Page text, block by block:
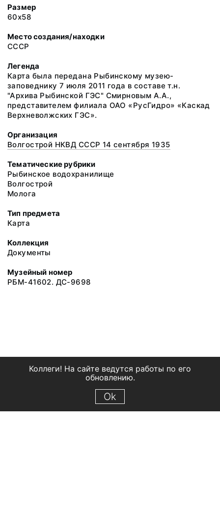
Размер
60х58
Место создания/находки
СССР
Легенда
Карта была передана Рыбинскому музею-
заповеднику 7 июля 2011 года в составе т.н.
"Архива Рыбинской ГЭС" Смирновым А.А.,
представителем филиала ОАО «РусГидро» «Каскад
Верхневолжских ГЭС».
Организация
Волгострой НКВД СССР 14 сентября 1935
Тематические рубрики
Рыбинское водохранилище
Волгострой
Молога
Тип предмета
Карта
Коллекция
Документы
Музейный номер
РБМ-41602. ДС-9698
Коллеги! На сайте ведутся работы по его
обновлению.
Ok